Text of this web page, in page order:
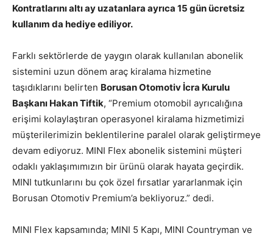
Kontratlarını altı ay uzatanlara ayrıca 15 gün ücretsiz
kullanım da hediye ediliyor.
Farklı sektörlerde de yaygın olarak kullanılan abonelik
sistemini uzun dönem araç kiralama hizmetine
taşıdıklarını belirten Borusan Otomotiv İcra Kurulu
Başkanı Hakan Tiftik, “Premium otomobil ayrıcalığına
erişimi kolaylaştıran operasyonel kiralama hizmetimizi
müşterilerimizin beklentilerine paralel olarak geliştirmeye
devam ediyoruz. MINI Flex abonelik sistemini müşteri
odaklı yaklaşımımızın bir ürünü olarak hayata geçirdik.
MINI tutkunlarını bu çok özel fırsatlar yararlanmak için
Borusan Otomotiv Premium’a bekliyoruz.” dedi.
MINI Flex kapsamında; MINI 5 Kapı, MINI Countryman ve